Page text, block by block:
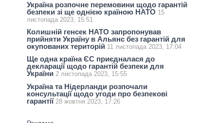
Україна розпочне перемовини щодо гарантій
безпеки зі ще однією країною НАТО 15
листопада 2023, 15:51
Колишній генсек НАТО запропонував
прийняти Україну в Альянс без гарантій для
окупованих територій 11 листопада 2023, 17:04
Ще одна країна ЄС приєдналася до
декларації щодо гарантій безпеки для
України 2 листопада 2023, 15:55
Україна та Нідерланди розпочали
консультації щодо угоди про безпекові
гарантії 28 жовтня 2023, 17:26